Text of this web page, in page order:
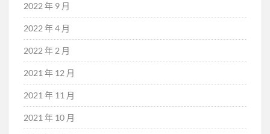
2022 年 9 月
2022 年 4 月
2022 年 2 月
2021 年 12 月
2021 年 11 月
2021 年 10 月